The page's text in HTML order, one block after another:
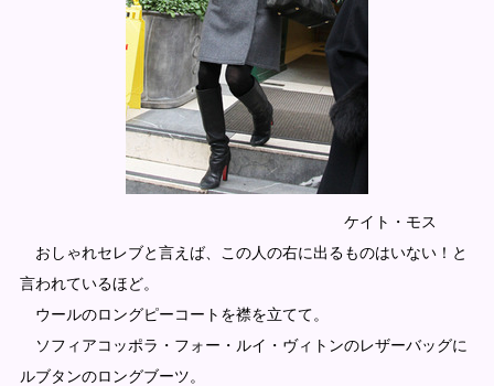
ケイト・モス
おしゃれセレブと言えば、この人の右に出るものはいない！と
言われているほど。
ウールのロングピーコートを襟を立てて。
ソフィアコッポラ・フォー・ルイ・ヴィトンのレザーバッグに
ルブタンのロングブーツ。